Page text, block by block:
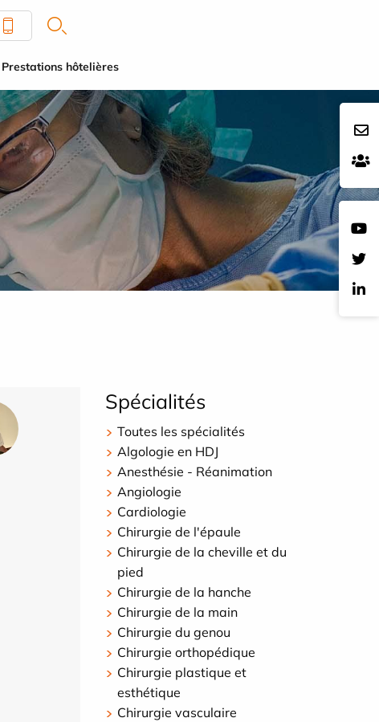
Prestations hôtelières
Spécialités
Toutes les spécialités
Algologie en HDJ
Anesthésie - Réanimation
Angiologie
Cardiologie
Chirurgie de l'épaule
Chirurgie de la cheville et du
pied
Chirurgie de la hanche
Chirurgie de la main
Chirurgie du genou
Chirurgie orthopédique
Chirurgie plastique et
esthétique
Chirurgie vasculaire